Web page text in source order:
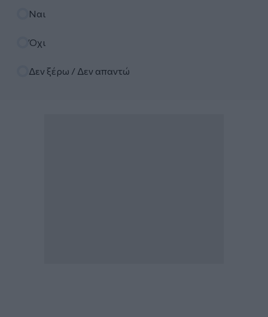
Ναι
Όχι
Δεν ξέρω / Δεν απαντώ